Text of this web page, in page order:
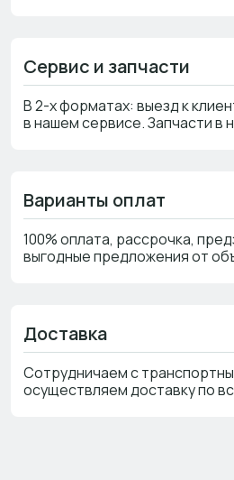
Сервис и запчасти
В 2-х форматах: выезд к
в нашем сервисе. Запчасти в
Варианты оплат
100% оплата, рассрочка,
выгодные предложения от
Доставка
Сотрудничаем с
осуществляем доставку по